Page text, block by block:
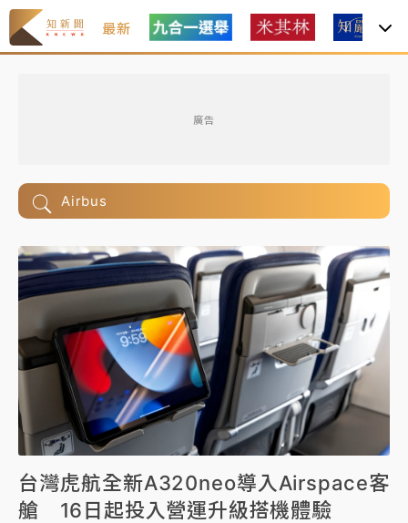
最新
廣告
Airbus
台灣虎航全新A320neo導入Airspace客
艙 16日起投入營運升級搭機體驗